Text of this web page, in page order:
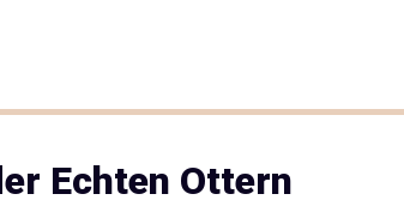
Echten Ottern